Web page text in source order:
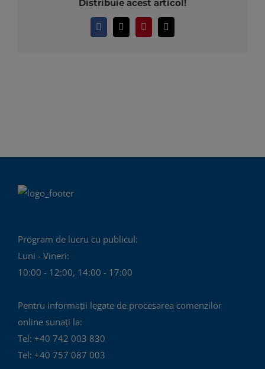
Distribuie acest articol!
Facebook
X Pinterest
E-
mail:
Program de lucru cu publicul:
Luni - Vineri:
10:00 - 12:00, 14:00 - 17:00
Pentru informații legate de procesarea comenzilor
online sunați la:
Tel: +40 742 003 830
Tel: +40 757 087 003